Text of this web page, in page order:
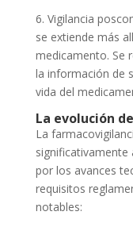
6. Vigilancia
se extiende más
medicamento. Se
la información de
vida del
La evolución
La
significativamente
por los avances
requisitos
notables: